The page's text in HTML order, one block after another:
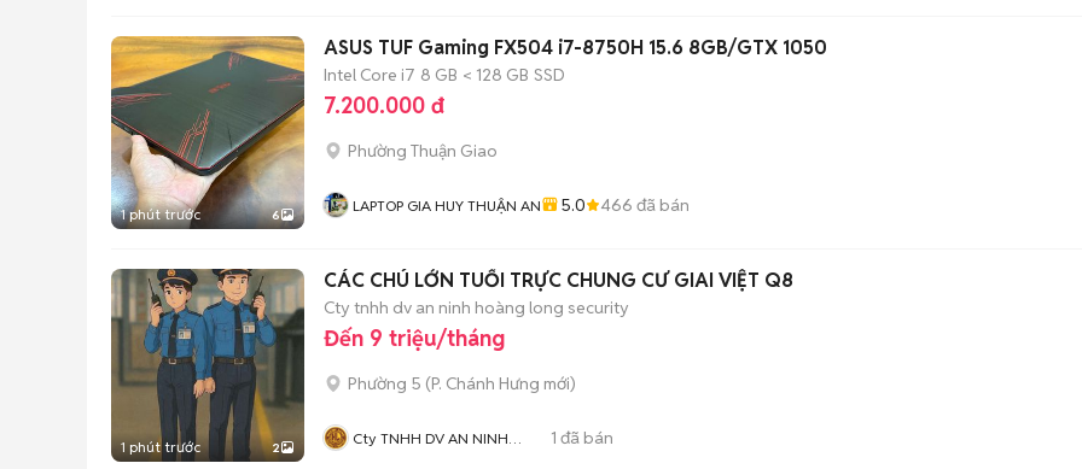
1 phút trước 6
ASUS TUF Gaming FX504 i7-8750H 15.6 8GB/GTX 1050
Intel Core i7 8 GB < 128 GB SSD
7.200.000 đ
Phường Thuận Giao
LAPTOP GIA HUY THUẬN AN 5.0 466 đã bán
1 phút trước 2
CÁC CHÚ LỚN TUỔI TRỰC CHUNG CƯ GIAI VIỆT Q8
Cty tnhh dv an ninh hoàng long security
Đến 9 triệu/tháng
Phường 5 (P. Chánh Hưng mới)
Cty TNHH DV AN NINH
1 đã bán